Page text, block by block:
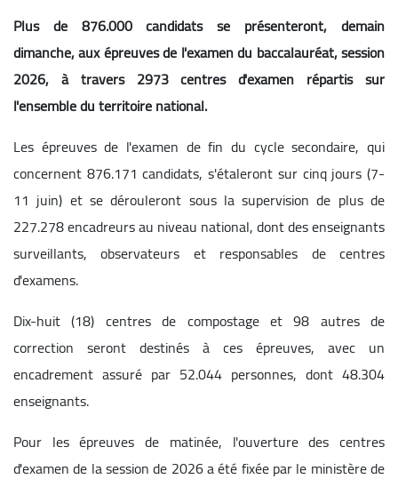
Plus de 876.000 candidats se présenteront, demain
dimanche, aux épreuves de l'examen du baccalauréat, session
2026, à travers 2973 centres d'examen répartis sur
l'ensemble du territoire national.
Les épreuves de l'examen de fin du cycle secondaire, qui
concernent 876.171 candidats, s'étaleront sur cinq jours (7-
11 juin) et se dérouleront sous la supervision de plus de
227.278 encadreurs au niveau national, dont des enseignants
surveillants, observateurs et responsables de centres
d'examens.
Dix-huit (18) centres de compostage et 98 autres de
correction seront destinés à ces épreuves, avec un
encadrement assuré par 52.044 personnes, dont 48.304
enseignants.
Pour les épreuves de matinée, l'ouverture des centres
d'examen de la session de 2026 a été fixée par le ministère de